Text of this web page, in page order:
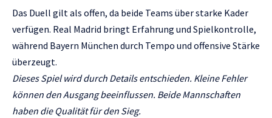
Das Duell gilt als offen, da beide Teams über starke Kader
verfügen. Real Madrid bringt Erfahrung und Spielkontrolle,
während Bayern München durch Tempo und offensive Stärke
überzeugt.
Dieses Spiel wird durch Details entschieden. Kleine Fehler
können den Ausgang beeinflussen. Beide Mannschaften
haben die Qualität für den Sieg.